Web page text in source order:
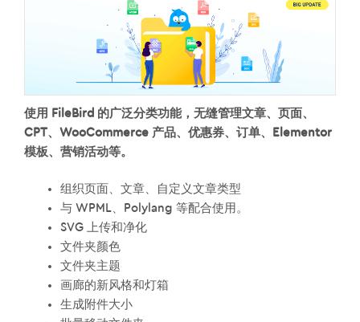
使用 FileBird 的广泛分类功能，无缝管理文章、页面、
CPT、WooCommerce 产品、优惠券、订单、Elementor
模板、营销活动等。
组织页面、文章、自定义文章类型
与 WPML、Polylang 等配合使用。
SVG 上传和净化
文件夹颜色
文件夹主题
画廊的新风格和灯箱
生成附件大小